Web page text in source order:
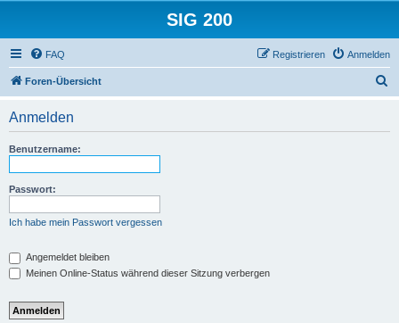
SIG 200
FAQ Anmelden
Registrieren
Foren-Übersicht
Anmelden
Benutzername:
Passwort:
Ich habe mein Passwort vergessen
Angemeldet bleiben
Meinen Online-Status während dieser Sitzung verbergen